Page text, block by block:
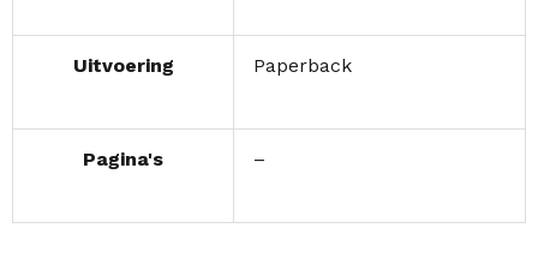
Uitvoering Paperback
Pagina's –